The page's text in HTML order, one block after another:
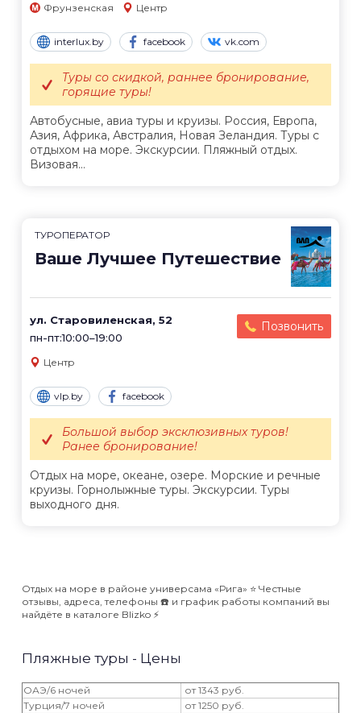
Фрунзенская Центр
interlux.by facebook vk.com
Автобусные, авиа туры и круизы. Россия, Европа,
Азия, Африка, Австралия, Новая Зеландия. Туры с
отдыхом на море. Экскурсии. Пляжный отдых.
Визовая...
Туры со скидкой, раннее бронирование,
горящие туры!
ТУРОПЕРАТОР
Ваше Лучшее Путешествие
ул. Старовиленская, 52
пн-пт:10:00–19:00
Позвонить
Центр
vlp.by facebook
Отдых на море, океане, озере. Морские и речные
круизы. Горнолыжные туры. Экскурсии. Туры
выходного дня.
Большой выбор эксклюзивных туров!
Ранее бронирование!
Отдых на море в районе универсама «Рига» ⭐️ Честные
отзывы, адреса, телефоны ☎️ и график работы компаний вы
найдёте в каталоге Blizko ⚡️
Пляжные туры - Цены
ОАЭ/6 ночей
от 1343 руб.
Турция/7 ночей
от 1250 руб.